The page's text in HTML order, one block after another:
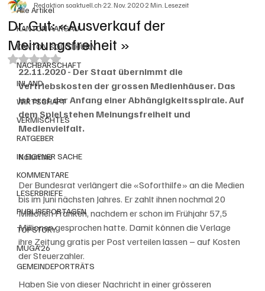
Alle Artikel
KANTON AARGAU
KANTON SOLOTHURN
NACHBARSCHAFT
INLAND
WIRTSCHAFT
VERMISCHTES
RATGEBER
IN EIGENER SACHE
KOMMENTARE
LESERBRIEFE
PUBLIREPORTAGEN
TOPSTORY
MUGA'26
GEMEINDEPORTRÄTS
Dr. Gut: «Ausverkauf der
Meinungsfreiheit »
Redaktion soaktuell.ch22. Nov. 20202 Min. Lesezeit
Mit NaN von 5 Sternen bewertet.
22.11.2020 - Der Staat übernimmt die
Vertriebskosten der grossen Medienhäuser. Das
ist erst der Anfang einer Abhängigkeitsspirale. Auf
dem Spiel stehen Meinungsfreiheit und
Medienvielfalt.
Kolumne
Der Bundesrat verlängert die «Soforthilfe» an die Medien
bis im Juni nächsten Jahres. Er zahlt ihnen nochmal 20
Millionen Franken, nachdem er schon im Frühjahr 57,5
Millionen gesprochen hatte. Damit können die Verlage
ihre Zeitung gratis per Post verteilen lassen – auf Kosten
der Steuerzahler.
Haben Sie von dieser Nachricht in einer grösseren